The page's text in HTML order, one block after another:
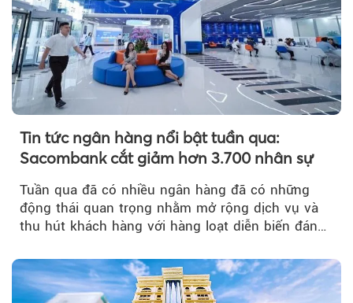
Tin tức ngân hàng nổi bật tuần qua:
Sacombank cắt giảm hơn 3.700 nhân sự
Tuần qua đã có nhiều ngân hàng đã có những
động thái quan trọng nhằm mở rộng dịch vụ và
thu hút khách hàng với hàng loạt diễn biến đáng